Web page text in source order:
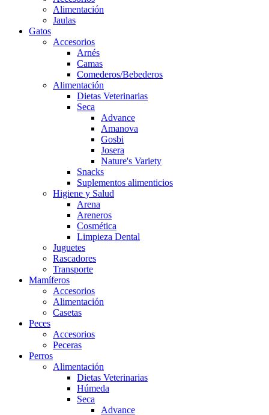
Alimentación
Jaulas
Gatos
Accesorios
Arnés
Camas
Comederos/Bebederos
Alimentación
Dietas Veterinarias
Seca
Advance
Amanova
Gosbi
Josera
Nature's Variety
Snacks
Suplementos alimenticios
Higiene y Salud
Arena
Areneros
Cosmética
Limpieza Dental
Juguetes
Rascadores
Transporte
Mamíferos
Accesorios
Alimentación
Casetas
Peces
Accesorios
Peceras
Perros
Alimentación
Dietas Veterinarias
Húmeda
Seca
Advance